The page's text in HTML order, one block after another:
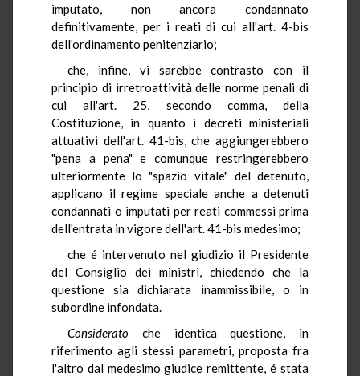
imputato, non ancora condannato
definitivamente, per i reati di cui all'art. 4-bis
dell'ordinamento penitenziario;
che, infine, vi sarebbe contrasto con il
principio di irretroattività delle norme penali di
cui all'art. 25, secondo comma, della
Costituzione, in quanto i decreti ministeriali
attuativi dell'art. 41-bis, che aggiungerebbero
"pena a pena" e comunque restringerebbero
ulteriormente lo "spazio vitale" del detenuto,
applicano il regime speciale anche a detenuti
condannati o imputati per reati commessi prima
dell'entrata in vigore dell'art. 41-bis medesimo;
che é intervenuto nel giudizio il Presidente
del Consiglio dei ministri, chiedendo che la
questione sia dichiarata inammissibile, o in
subordine infondata.
Considerato che identica questione, in
riferimento agli stessi parametri, proposta fra
l'altro dal medesimo giudice remittente, é stata